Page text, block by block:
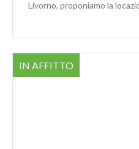
Livorno, proponiamo la
IN AFFITTO